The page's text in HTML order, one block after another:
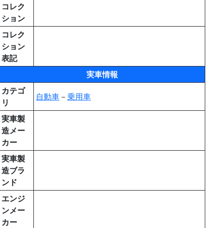
コレク
ション
コレク
ション
表記
実車情報
カテゴ
リ
自動車－乗用車
実車製
造メー
カー
実車製
造ブラ
ンド
エンジ
ンメー
カー